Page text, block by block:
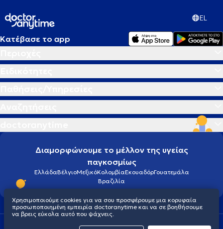
EL
Κατέβασε το app
Διαμορφώνουμε το μέλλον της υγείας
παγκοσμίως
ΕλλάδαΒέλγιοΜεξικόΚολομβίαΕκουαδόρΓουατεμάλα
Βραζιλία
Πολιτική προστασίας προσωπικού απορρήτου
Χρησιμοποιούμε cookies για να σου προσφέρουμε μια κορυφαία
προσωποποιημένη εμπειρία doctoranytime και να σε βοηθήσουμε
να βρεις εύκολα αυτό που ψάχνεις.